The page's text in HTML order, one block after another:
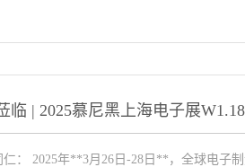
仁： 2025年**3月26日-28日**，全球电